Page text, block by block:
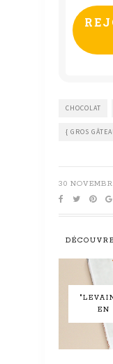
*
CHOCOLAT
{ GROS
30
EN